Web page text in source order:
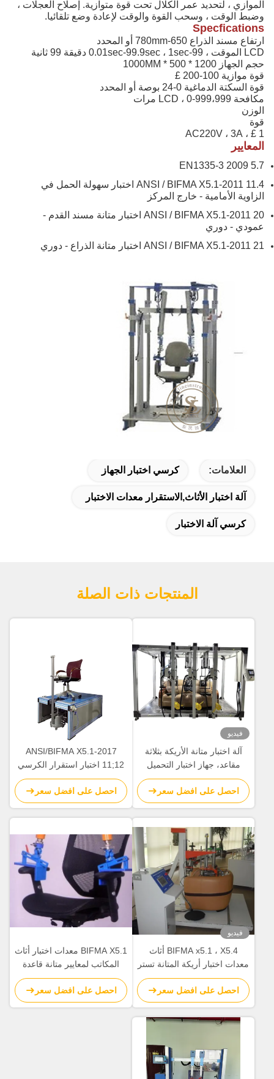
الموازي ، لتحديد عمر الكلال تحت قوة متوازية. إصلاح العجلات ،
وضبط الوقت ، وسحب القوة والوقت لإعادة وضع تلقائيا.
Specfications
ارتفاع مسند الذراع 650-780mm أو المحدد
LCD الموقت ، 0.01sec-99.9sec ، 1sec-99 دقيقة 99 ثانية
حجم الجهاز 1200 * 500 * 1000MM
قوة موازية 100-200 £
قوة السكتة الدماغية 0-24 بوصة أو المحدد
مكافحة LCD ، 0-999،999 مرات
الوزن
قوة
1 £ ، AC220V ، 3A
المعايير
EN1335-3 2009 5.7
ANSI / BIFMA X5.1-2011 11.4 اختبار سهولة الحمل في
الزاوية الأمامية - خارج المركز
ANSI / BIFMA X5.1-2011 20 اختبار متانة مسند القدم -
عمودي - دوري
ANSI / BIFMA X5.1-2011 21 اختبار متانة الذراع - دوري
العلامات: كرسي اختبار الجهاز
آلة اختبار الأثاث,الاستقرار معدات الاختبار
كرسي آلة الاختبار
المنتجات ذات الصلة
فيديو
آلة اختبار متانة الأريكة بثلاثة
مقاعد، جهاز اختبار التحميل
الثابت، آلة اختبار عالمية EN
1728 EN12520
احصل على افضل سعر
ANSI/BIFMA X5.1-2017
11;12 اختبار استقرار الكرسي
اختبار الاستقرار الأمامي
احصل على افضل سعر
فيديو
BIFMA x5.1 ، X5.4 أثاث
معدات اختبار أريكة المتانة تستر
مع شاشة تعمل باللمس PLC
احصل على افضل سعر
BIFMA X5.1 معدات اختبار أثاث
المكاتب لمعايير متانة قاعدة
الذراع
احصل على افضل سعر